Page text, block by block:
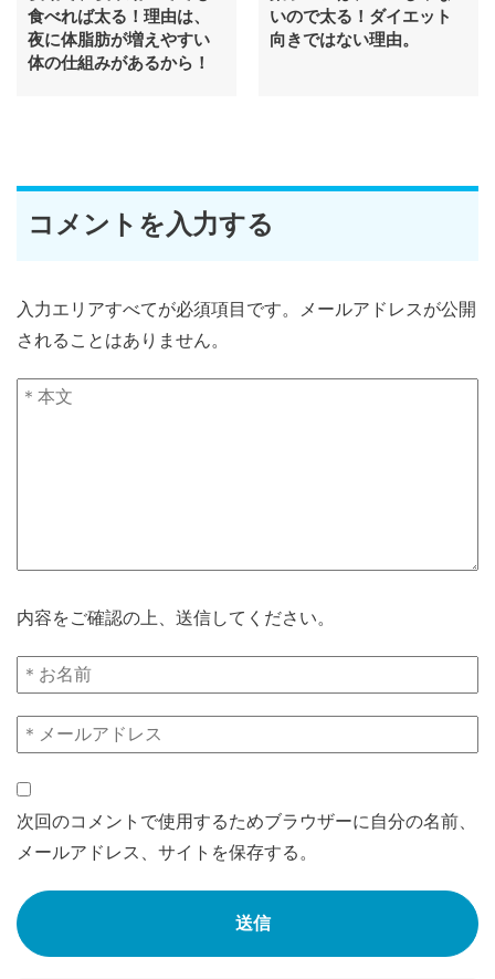
食べれば太る！理由は、
夜に体脂肪が増えやすい
体の仕組みがあるから！
いので太る！ダイエット
向きではない理由。
コメントを入力する
入力エリアすべてが必須項目です。メールアドレスが公開
されることはありません。
内容をご確認の上、送信してください。
次回のコメントで使用するためブラウザーに自分の名前、
メールアドレス、サイトを保存する。